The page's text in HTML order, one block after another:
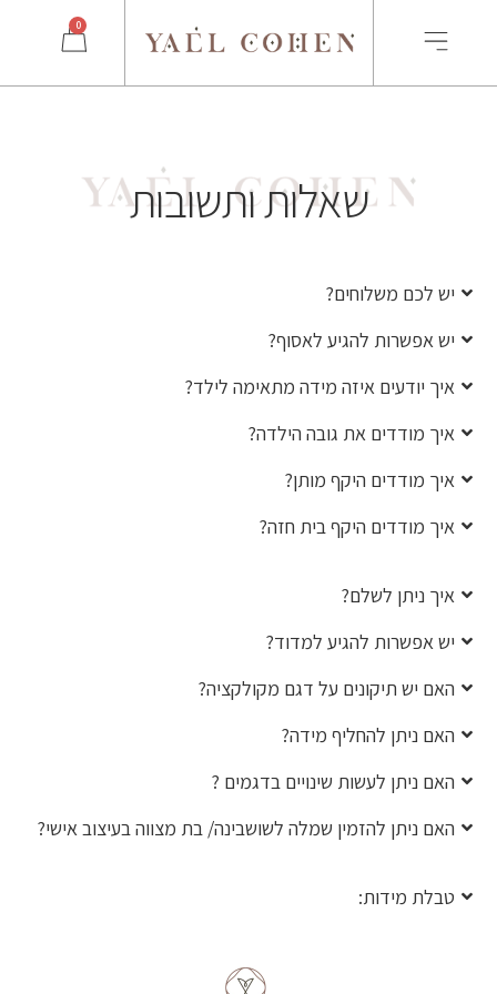
0
שאלות ותשובות
יש לכם משלוחים?
יש אפשרות להגיע לאסוף?
איך יודעים איזה מידה מתאימה לילד?
איך מודדים את גובה הילדה?
איך מודדים היקף מותן?
איך מודדים היקף בית חזה?
איך ניתן לשלם?
יש אפשרות להגיע למדוד?
האם יש תיקונים על דגם מקולקציה?
האם ניתן להחליף מידה?
האם ניתן לעשות שינויים בדגמים ?
האם ניתן להזמין שמלה לשושבינה/ בת מצווה בעיצוב אישי?
טבלת מידות: